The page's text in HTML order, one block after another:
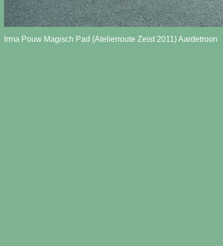
Irma Pouw Magisch Pad (Atelierroute Zeist 2011) Aardetroon